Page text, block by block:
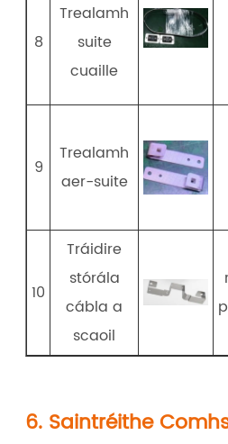
8
Trealamh
suite
cuaille
9
Trealamh
aer-suite
10
Tráidire
stórála
cábla a
scaoil
6. Saintréithe